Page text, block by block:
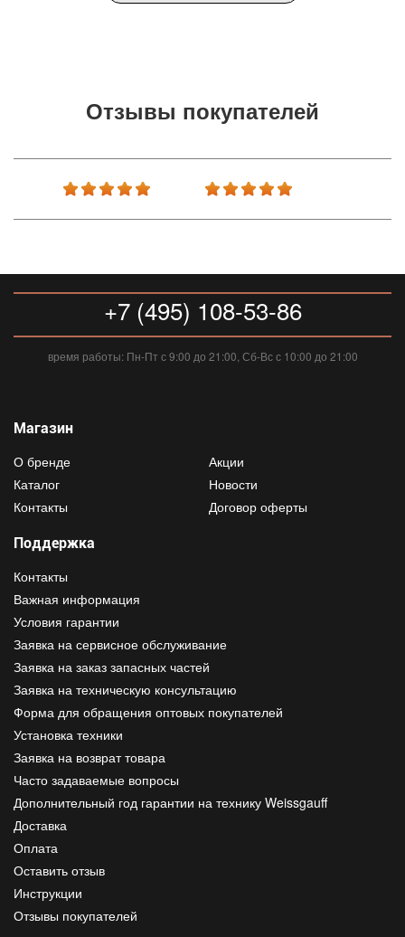
Отзывы покупателей
+7 (495) 108-53-86
время работы: Пн-Пт с 9:00 до 21:00, Сб-Вс с 10:00 до 21:00
Магазин
О бренде
Каталог
Контакты
Акции
Новости
Договор оферты
Поддержка
Контакты
Важная информация
Условия гарантии
Заявка на сервисное обслуживание
Заявка на заказ запасных частей
Заявка на техническую консультацию
Форма для обращения оптовых покупателей
Установка техники
Заявка на возврат товара
Часто задаваемые вопросы
Дополнительный год гарантии на технику Weissgauff
Доставка
Оплата
Оставить отзыв
Инструкции
Отзывы покупателей